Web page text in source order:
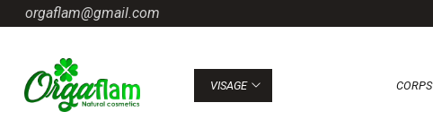
orgaflam@gmail.com
VISAGE CORPS